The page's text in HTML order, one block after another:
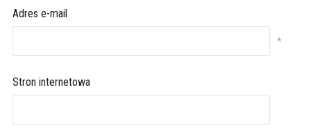
Adres e-mail
*
Stron internetowa